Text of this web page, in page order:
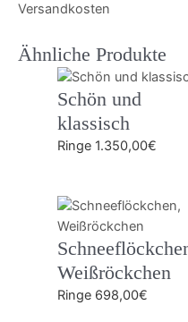
Versandkosten
Ähnliche Produkte
Schön und
klassisch
Ringe 1.350,00€
Weißröckchen
Ringe 698,00€